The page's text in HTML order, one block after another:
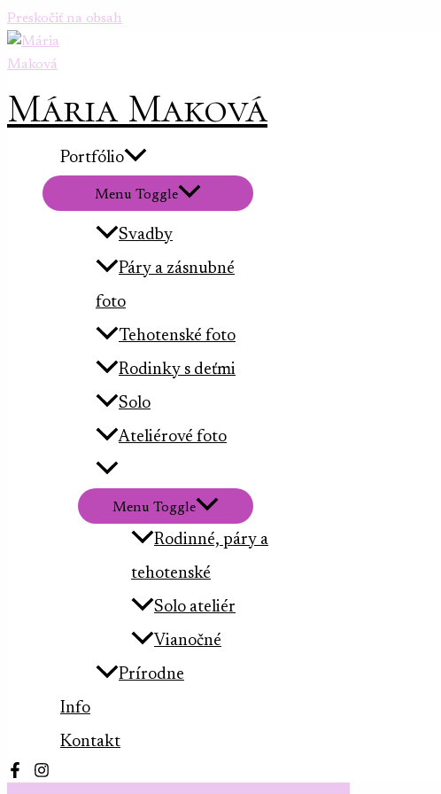
Preskočiť na obsah
Mária Maková
Portfólio
Menu Toggle
Svadby
Páry a zásnubné
foto
Tehotenské foto
Rodinky s deťmi
Solo
Ateliérové foto
Menu Toggle
Rodinné, páry a
tehotenské
Solo ateliér
Vianočné
Prírodne
Info
Kontakt